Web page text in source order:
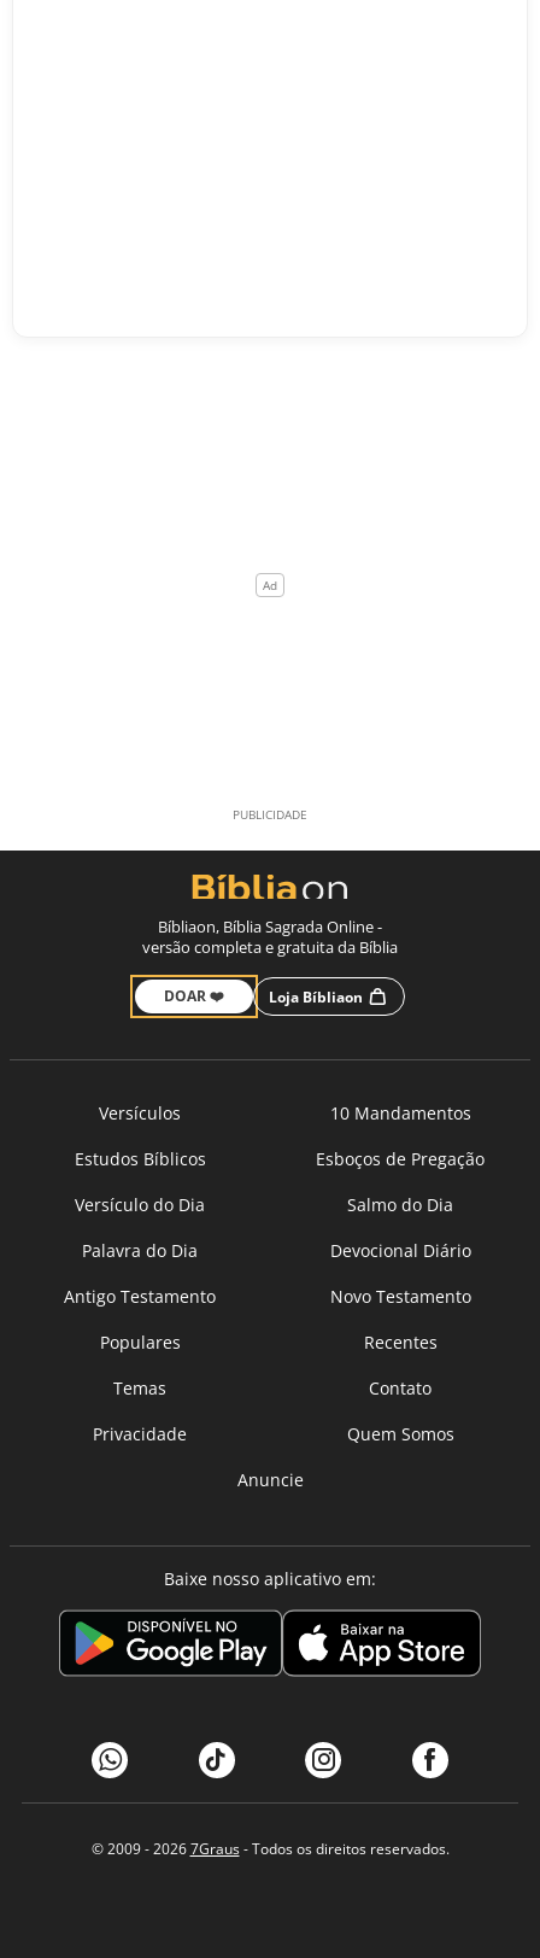
Bíbliaon, Bíblia Sagrada Online -
versão completa e gratuita da Bíblia
DOAR ❤️ Loja Bíbliaon
Versículos
10 Mandamentos
Estudos Bíblicos
Esboços de Pregação
Versículo do Dia
Salmo do Dia
Palavra do Dia
Devocional Diário
Antigo Testamento
Novo Testamento
Populares
Recentes
Temas
Contato
Privacidade
Quem Somos
Anuncie
Baixe nosso aplicativo em:
© 2009 - 20267Graus- Todos os direitos reservados.